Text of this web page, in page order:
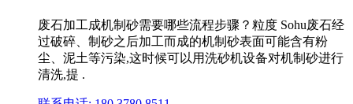
废石加工成机制砂需要哪些流程步骤？粒度 Sohu废石经
过破碎、制砂之后加工而成的机制砂表面可能含有粉
尘、泥土等污染,这时候可以用洗砂机设备对机制砂进行
清洗,提 .